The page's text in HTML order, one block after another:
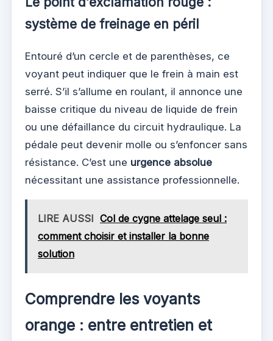
système de freinage en péril
Entouré d’un cercle et de parenthèses, ce
voyant peut indiquer que le frein à main est
serré. S’il s’allume en roulant, il annonce une
baisse critique du niveau de liquide de frein
ou une défaillance du circuit hydraulique. La
pédale peut devenir molle ou s’enfoncer sans
résistance. C’est une urgence absolue
nécessitant une assistance professionnelle.
LIRE AUSSI Col de cygne attelage seul :
comment choisir et installer la bonne
solution
Comprendre les voyants
orange : entre entretien et